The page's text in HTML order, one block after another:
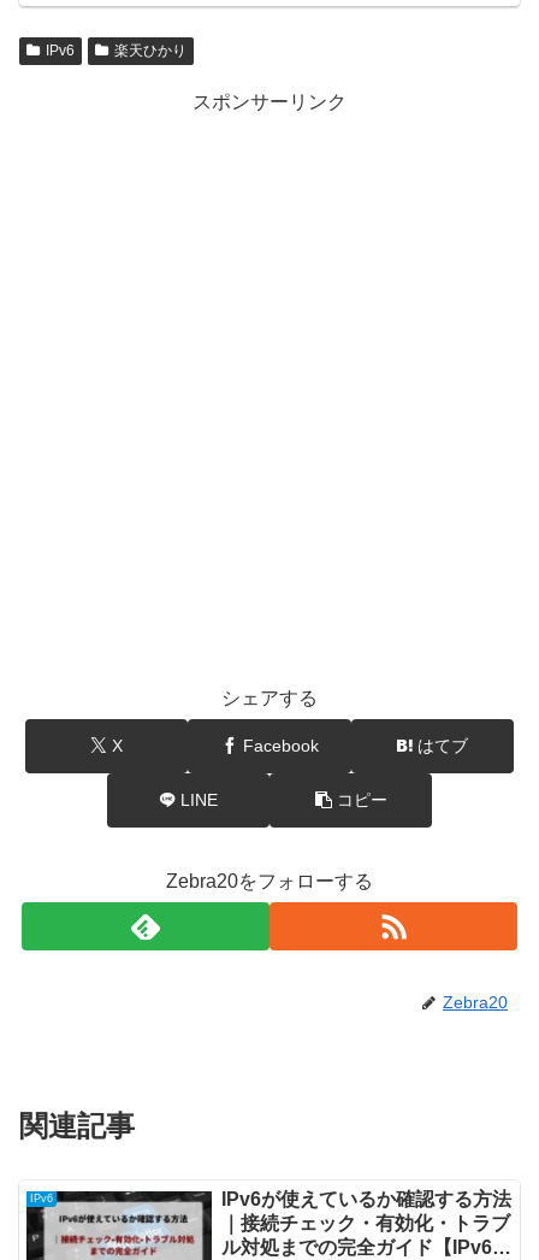
IPv6 楽天ひかり
スポンサーリンク
シェアする
X Facebook はてブ
LINE コピー
Zebra20をフォローする
Zebra20
関連記事
IPv6
IPv6が使えているか確認する方法
｜接続チェック・有効化・トラブ
ル対処までの完全ガイド【IPv6完